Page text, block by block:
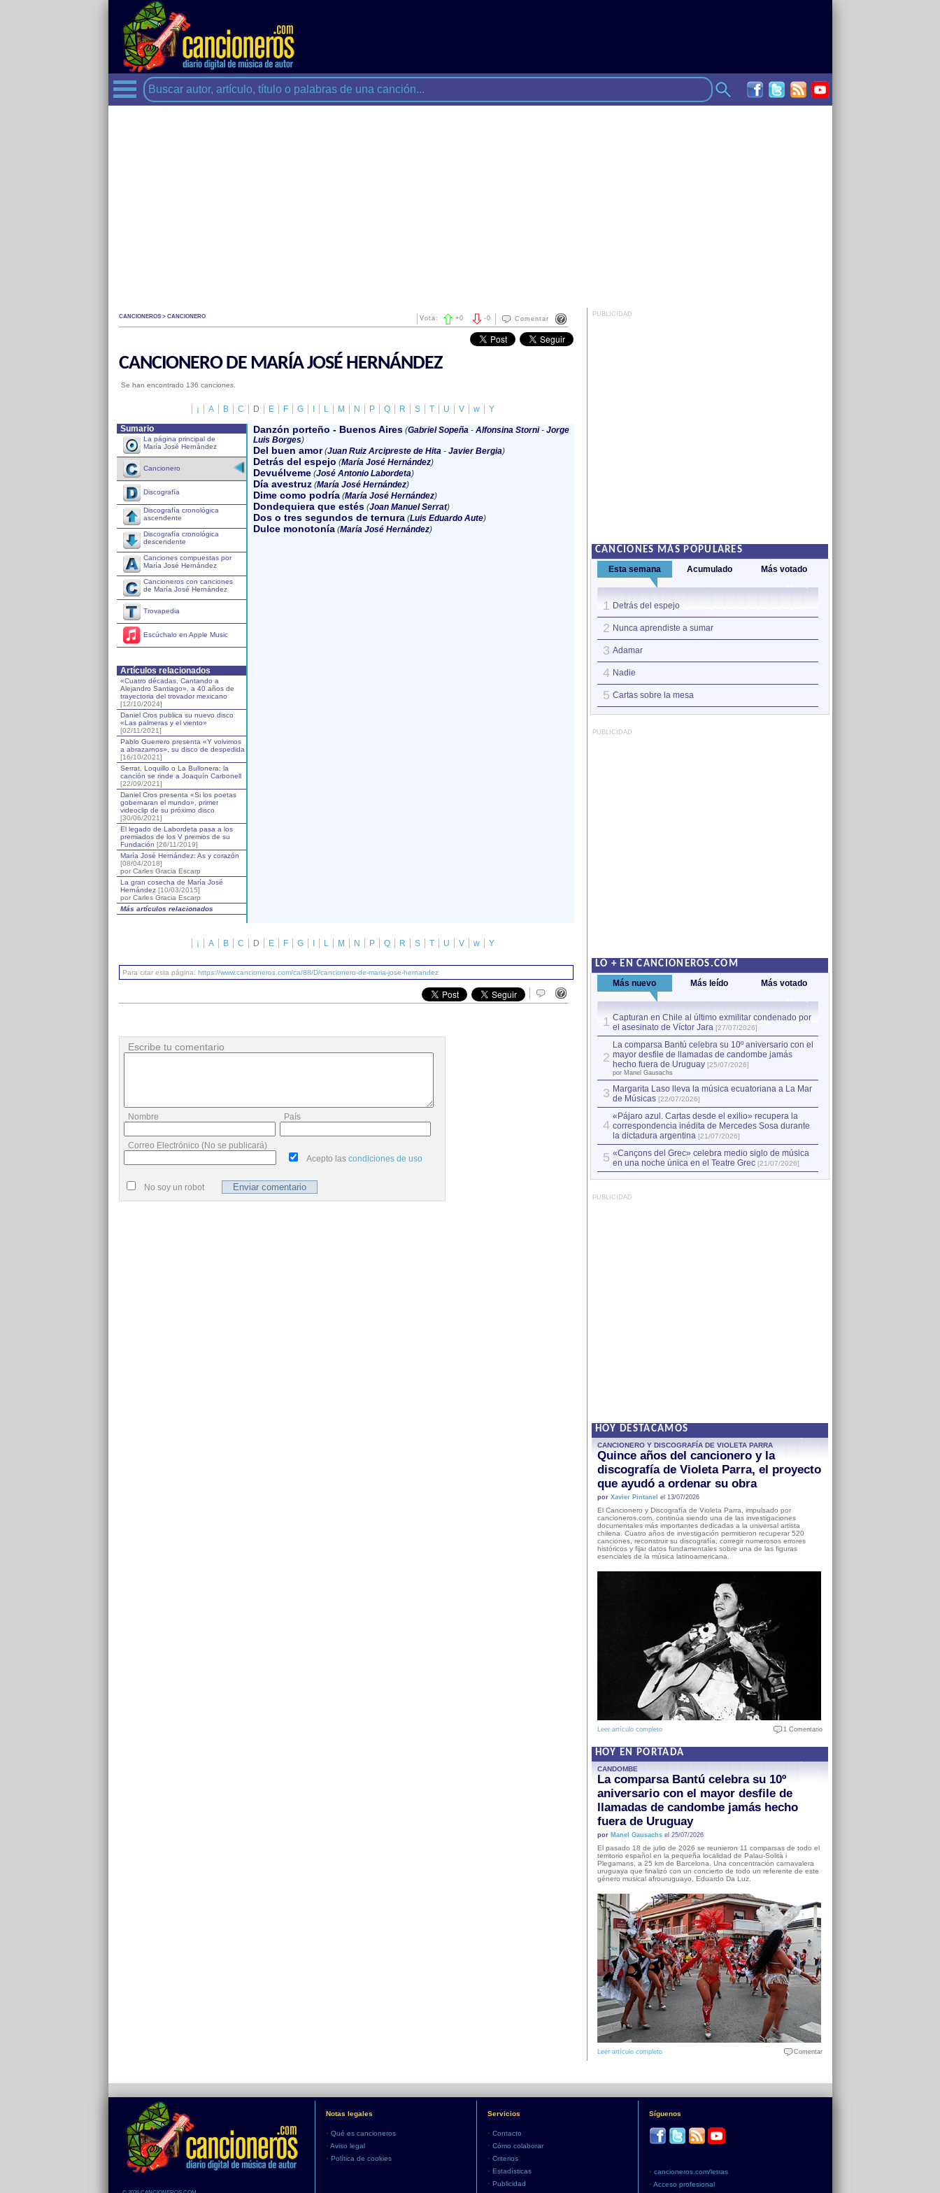
CANCIONEROS > CANCIONERO Comentar
-0
Vota: +0
CANCIONERO DE MARÍA JOSÉ HERNÁNDEZ
Se han encontrado 136 canciones.
¡ A B C D E F G L M N P Q R S T U V w
Y
Sumario
La página principal de
María José Hernández
Cancionero
Discografía
Discografía cronológica
ascendente
Discografía cronológica
descendente
Canciones compuestas por
María José Hernández
Cancioneros con canciones
de María José Hernández
Trovapedia
Escúchalo en Apple Music
Artículos relacionados
«Cuatro décadas, Cantando a
Alejandro Santiago», a 40 años de
trayectoria del trovador mexicano
[12/10/2024]
Daniel Cros publica su nuevo disco
«Las palmeras y el viento»
[02/11/2021]
Pablo Guerrero presenta «Y volvimos
a abrazarnos», su disco de despedida
[16/10/2021]
Serrat, Loquillo o La Bullonera: la
canción se rinde a Joaquín Carbonell
[22/09/2021]
Daniel Cros presenta «Si los poetas
gobernaran el mundo», primer
videoclip de su próximo disco
[30/06/2021]
El legado de Labordeta pasa a los
premiados de los V premios de su
Fundación [26/11/2019]
María José Hernández: As y corazón
[08/04/2018]
por Carles Gracia Escarp
La gran cosecha de María José
Hernández [10/03/2015]
por Carles Gracia Escarp
Más artículos relacionados
Danzón porteño - Buenos Aires (Gabriel Sopeña- Alfonsina Storni- Jorge
Luis Borges)
Del buen amor (Juan Ruiz Arcipreste de Hita- Javier Bergia)
Detrás del espejo (María José Hernández)
Devuélveme (José Antonio Labordeta)
Día avestruz (María José Hernández)
Dime como podría (María José Hernández)
Dondequiera que estés (Joan Manuel Serrat)
Dos o tres segundos de ternura (Luis Eduardo Aute)
Dulce monotonía (María José Hernández)
¡ A B C D E F G L M N P Q R S T U V w Y
Para citar esta página: https://www.cancioneros.com/ca/88/D/cancionero-de-maria-jose-hernandez
Escribe tu comentario
Nombre País
Correo Electrónico (No se publicará)
Acepto las condiciones de uso
No soy un robot
PUBLICIDAD
CANCIONES MÁS POPULARES
Esta semana Acumulado Más votado
1 Detrás del espejo
2 Nunca aprendiste a sumar
3 Adamar
4 Nadie
5 Cartas sobre la mesa
PUBLICIDAD
LO + EN CANCIONEROS.COM
Más nuevo Más leído Más votado
1 Capturan en Chile al último exmilitar condenado por
el asesinato de Víctor Jara [27/07/2026]
2
La comparsa Bantú celebra su 10º aniversario con el
mayor desfile de llamadas de candombe jamás
hecho fuera de Uruguay [25/07/2026]
por Manel Gausachs
3 Margarita Laso lleva la música ecuatoriana a La Mar
de Músicas [22/07/2026]
4
«Pájaro azul. Cartas desde el exilio» recupera la
correspondencia inédita de Mercedes Sosa durante
la dictadura argentina [21/07/2026]
5 «Cançons del Grec» celebra medio siglo de música
en una noche única en el Teatre Grec [21/07/2026]
PUBLICIDAD
HOY DESTACAMOS
CANCIONERO Y DISCOGRAFÍA DE VIOLETA PARRA
Quince años del cancionero y la
discografía de Violeta Parra, el proyecto
que ayudó a ordenar su obra
por Xavier Pintanel el 13/07/2026
El Cancionero y Discografía de Violeta Parra, impulsado por
cancioneros.com, continúa siendo una de las investigaciones
documentales más importantes dedicadas a la universal artista
chilena. Cuatro años de investigación permitieron recuperar 520
canciones, reconstruir su discografía, corregir numerosos errores
históricos y fijar datos fundamentales sobre una de las figuras
esenciales de la música latinoamericana.
Leer artículo completo 1 Comentario
HOY EN PORTADA
CANDOMBE
La comparsa Bantú celebra su 10º
aniversario con el mayor desfile de
llamadas de candombe jamás hecho
fuera de Uruguay
por Manel Gausachsel 25/07/2026
El pasado 18 de julio de 2026 se reunieron 11 comparsas de todo el
territorio español en la pequeña localidad de Palau-Solità i
Plegamans, a 25 km de Barcelona. Una concentración carnavalera
uruguaya que finalizó con un concierto de todo un referente de este
género musical afrouruguayo, Eduardo Da Luz.
Leer artículo completo Comentar
Notas legales
• Qué es cancioneros
• Aviso legal
• Política de cookies
Servicios
• Contacto
• Cómo colaborar
• Criterios
• Estadísticas
• Publicidad
Síguenos
• cancioneros.com/letras
• Acceso profesional